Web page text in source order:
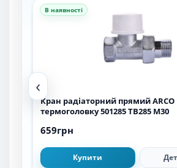
‹
В наявності
Кран радіаторний прямий ARCO
термоголовку 501285 TB285 M30
659грн
Купити